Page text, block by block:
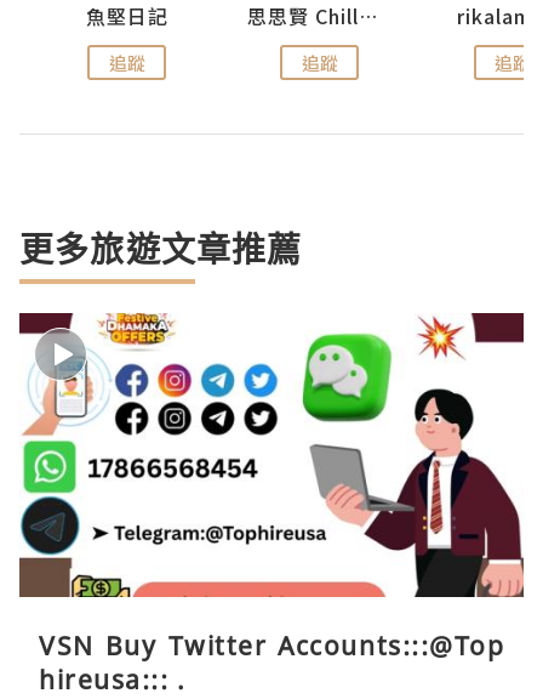
魚堅日記
追蹤
思思賢 ChillMyBabe
追蹤 追蹤
更多旅遊文章推薦
VSN Buy Twitter Accounts:::@Top
hireusa::: .